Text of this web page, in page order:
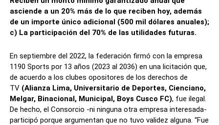
asciende a un 20% más de lo que reciben hoy, además
de un importe único adicional (500 mil dólares anuales);
c) La participación del 70% de las utilidades futuras.
En septiembre del 2022, la federación firmó con la empresa
1190 Sports por 13 años (2023 al 2036) en una licitación que,
de acuerdo a los clubes opositores de los derechos de
TV (Alianza Lima, Universitario de Deportes, Cienciano,
Melgar, Binacional, Municipal, Boys Cusco FC), fue ilegal.
De hecho, el Consorcio -ni ninguna otra empresa interesada-
participó porque argumentan que no tuvo validez alguna. “Fue